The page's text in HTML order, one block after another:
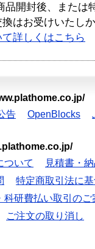
品開封後、または
はお受けいたし
詳しくはこちら
告 OpenBlocks
ついて
見積書・
特定商取引法に
科研費払い取引のご
ご注文の取り消し